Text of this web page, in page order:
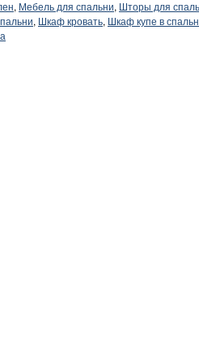
, Мебель для спальни, Шторы для
, Шкаф кровать, Шкаф купе в